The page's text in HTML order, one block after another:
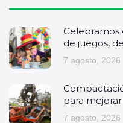
Celebramos
de juegos,
7 agosto, 2026
para
7 agosto, 2026